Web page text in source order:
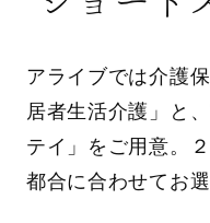
アライブでは介護
居者生活介護」と
テイ」をご用意。
都合に合わせてお